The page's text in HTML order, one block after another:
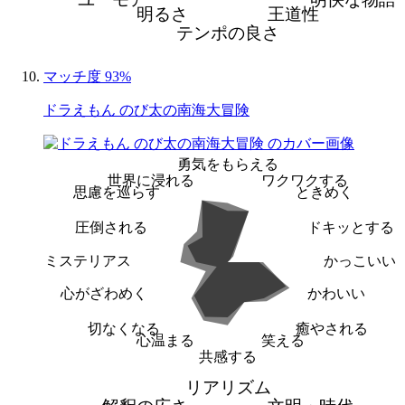
王道性
テンポの良さ
明るさ
マッチ度 93%
ドラえもん のび太の南海大冒険
勇気をもらえる
ワクワクする
ときめく
ドキッとする
かっこいい
かわいい
癒やされる
笑える
共感する
心温まる
切なくなる
心がざわめく
ミステリアス
圧倒される
思慮を巡らす
世界に浸れる
リアリズム